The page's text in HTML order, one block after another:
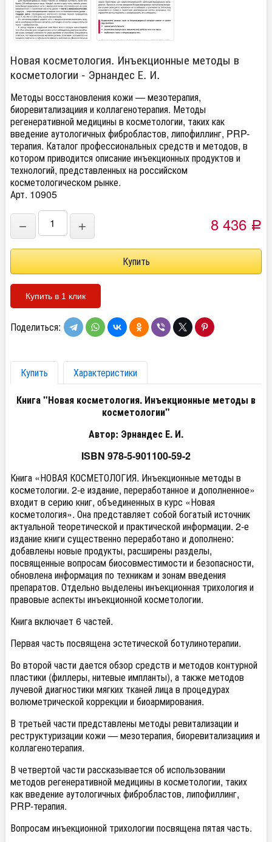
Новая косметология. Инъекционные методы в
косметологии - Эрнандес Е. И.
Методы восстановления кожи — мезотерапия,
биоревитализациия и коллагенотерапия. Методы
регенеративной медицины в косметологии, таких как
введение аутологичных фибробластов, липофиллинг, PRP-
терапия. Каталог профессиональных средств и методов, в
котором приводится описание инъекционных продуктов и
технологий, представленных на российском
косметологическом рынке.
Арт. 10905
− + 8 436 Р
Купить в 1 клик
Поделиться:
Купить
Характеристики
Книга "Новая косметология. Инъекционные методы в
косметологии"
Автор: Эрнандес Е. И.
ISBN 978-5-901100-59-2
Книга «НОВАЯ КОСМЕТОЛОГИЯ. Инъекционные методы в
косметологии. 2-е издание, переработанное и дополненное»
входит в серию книг, объединенных в курс «Новая
косметология». Она представляет собой богатый источник
актуальной теоретической и практической информации. 2-е
издание книги существенно переработано и дополнено:
добавлены новые продукты, расширены разделы,
посвященные вопросам биосовместимости и безопасности,
обновлена информация по техникам и зонам введения
препаратов. Отдельно выделены инъекционная трихология и
правовые аспекты инъекционной косметологии.
Книга включает 6 частей.
Первая часть посвящена эстетической ботулинотерапии.
Во второй части дается обзор средств и методов контурной
пластики (филлеры, нитевые импланты), а также методов
лучевой диагностики мягких тканей лица в процедурах
волюметрической коррекции и биоармирования.
В третьей части представлены методы ревитализации и
реструктуризации кожи — мезотерапия, биоревитализациия и
коллагенотерапия.
В четвертой части рассказывается об использовании
методов регенеративной медицины в косметологии, таких
как введение аутологичных фибробластов, липофиллинг,
PRP-терапия.
Вопросам инъекционной трихологии посвящена пятая часть.